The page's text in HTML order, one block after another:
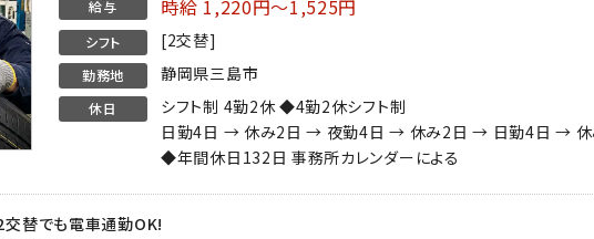
給与 時給 1,220円～1,525円
シフト [2交替]
勤務地 静岡県三島市
休日
シフト制 4勤2休 ◆4勤2休シフト制
日勤4日 → 休み2日 → 夜勤4日 → 休み2日 → 日勤4日 → 休み2
◆年間休日132日 事務所カレンダーによる
替でも電車通勤OK!